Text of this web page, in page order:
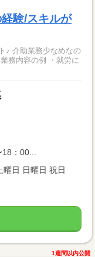
験/スキルが
♪ 介助業務少なめなの
：00...
曜日 日曜日 祝日
1週間以内公開